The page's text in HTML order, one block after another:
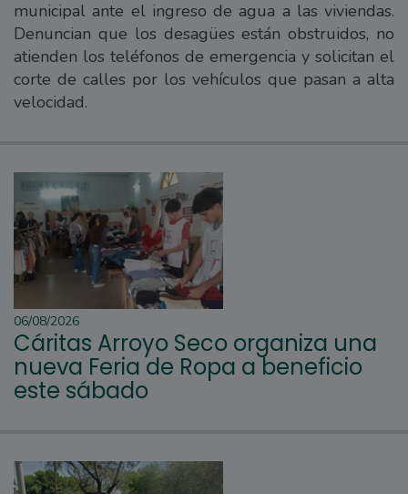
municipal ante el ingreso de agua a las viviendas.
Denuncian que los desagües están obstruidos, no
atienden los teléfonos de emergencia y solicitan el
corte de calles por los vehículos que pasan a alta
velocidad.
06/08/2026
Cáritas Arroyo Seco organiza una
nueva Feria de Ropa a beneficio
este sábado